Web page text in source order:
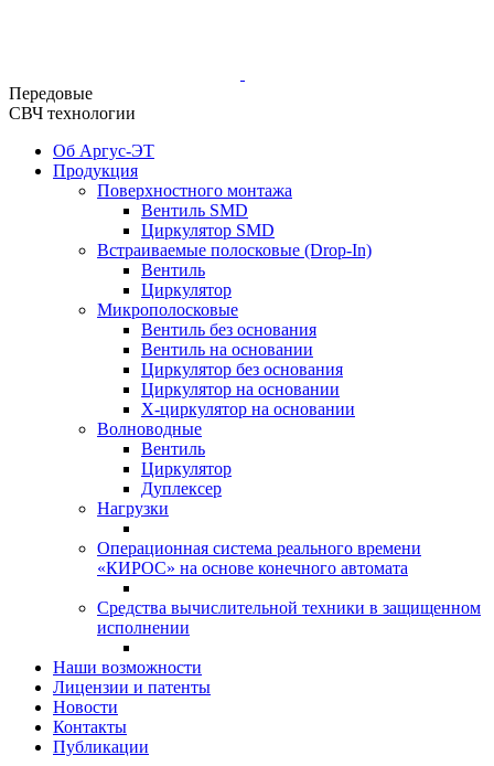
Передовые
СВЧ технологии
Об Аргус-ЭТ
Продукция
Поверхностного монтажа
Вентиль SMD
Циркулятор SMD
Встраиваемые полосковые (Drop-In)
Вентиль
Циркулятор
Микрополосковые
Вентиль без основания
Вентиль на основании
Циркулятор без основания
Циркулятор на основании
Х-циркулятор на основании
Волноводные
Вентиль
Циркулятор
Дуплексер
Нагрузки
Операционная система реального времени
«КИРОС» на основе конечного автомата
Средства вычислительной техники в защищенном
исполнении
Наши возможности
Лицензии и патенты
Новости
Контакты
Публикации